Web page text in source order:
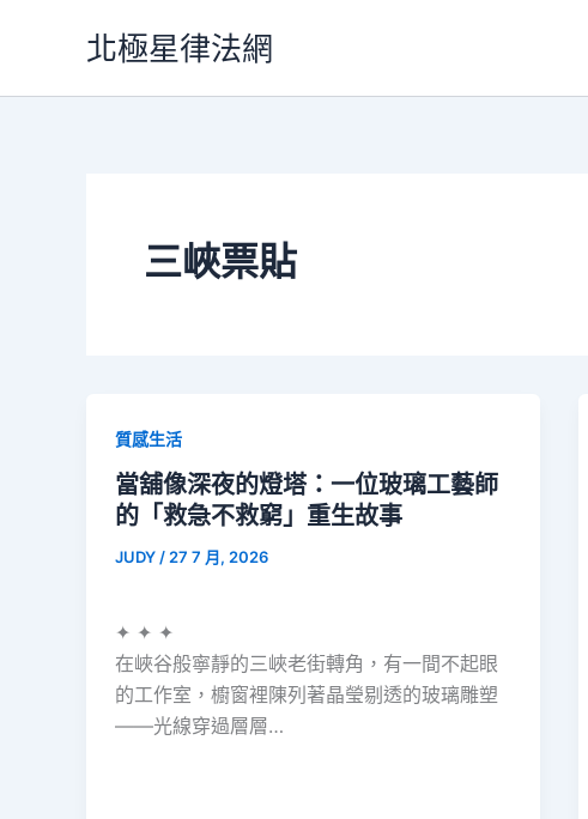
北極星律法網
三峽票貼
質感生活
當舖像深夜的燈塔：一位玻璃工藝師
的「救急不救窮」重生故事
JUDY / 27 7 月, 2026
✦ ✦ ✦
在峽谷般寧靜的三峽老街轉角，有一間不起眼
的工作室，櫥窗裡陳列著晶瑩剔透的玻璃雕塑
——光線穿過層層…